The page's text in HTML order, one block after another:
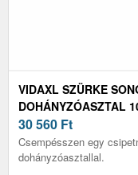
VIDAXL SZÜRKE
DOHÁNYZÓASZTAL
30 560 Ft
Csempésszen egy
dohányzóasztallal.